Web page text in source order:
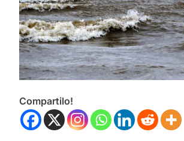
Compartilo!